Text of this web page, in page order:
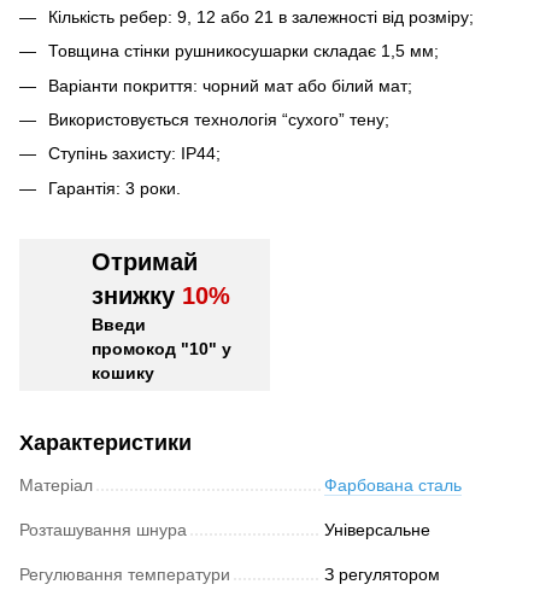
Кількість ребер: 9, 12 або 21 в залежності від розміру;
Товщина стінки рушникосушарки складає 1,5 мм;
Варіанти покриття: чорний мат або білий мат;
Використовується технологія “сухого” тену;
Ступінь захисту: IP44;
Гарантія: 3 роки.
Отримай
знижку 10%
Введи
промокод "10" у
кошику
Характеристики
Матеріал Фарбована сталь
Розташування шнура Універсальне
Регулювання температури З регулятором